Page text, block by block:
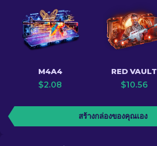
M4A4
$2.08
RED VAULT
$10.56
สร้างกล่องของคุณเอง